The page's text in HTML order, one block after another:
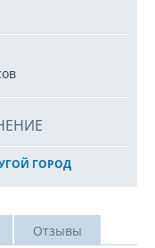
ГОРОД
Отзывы